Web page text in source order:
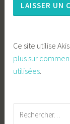
Ce site utilise
plus sur
utilisées